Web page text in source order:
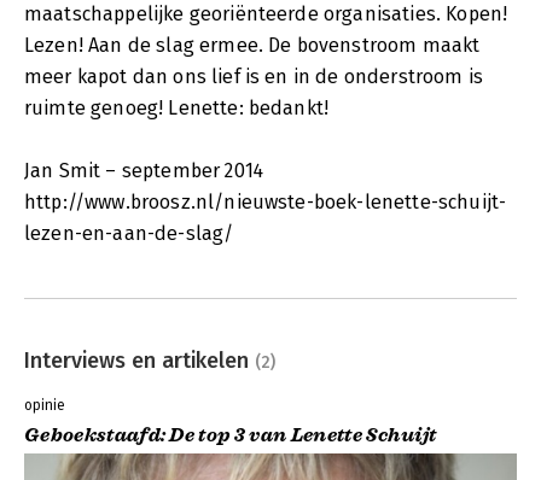
maatschappelijke georiënteerde organisaties. Kopen!
Lezen! Aan de slag ermee. De bovenstroom maakt
meer kapot dan ons lief is en in de onderstroom is
ruimte genoeg! Lenette: bedankt!
Jan Smit – september 2014
http://www.broosz.nl/nieuwste-boek-lenette-schuijt-
lezen-en-aan-de-slag/
Interviews en artikelen (2)
opinie
Geboekstaafd: De top 3 van Lenette Schuijt